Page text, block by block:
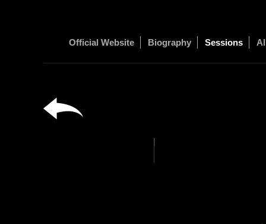
Official Website Biography Sessions